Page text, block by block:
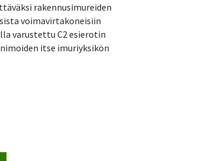
rakennusimureiden
voimavirtakoneisiin
varustettu C2 esierotin
itse imuriyksikön